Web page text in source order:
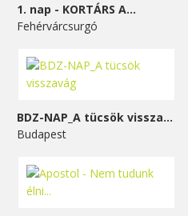
1. nap - KORTÁRS A...
Fehérvárcsurgó
BDZ-NAP_A tücsök visszavág
Budapest